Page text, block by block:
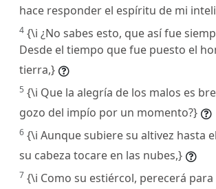
hace responder el espíritu de mi
4 {\i ¿No sabes esto, que así fue
Desde el tiempo que fue puesto el
tierra,}
5 {\i Que la alegría de los malos es
gozo del impío por un momento?}
6 {\i Aunque subiere su altivez hasta
su cabeza tocare en las nubes,}
7 {\i Como su estiércol, perecerá